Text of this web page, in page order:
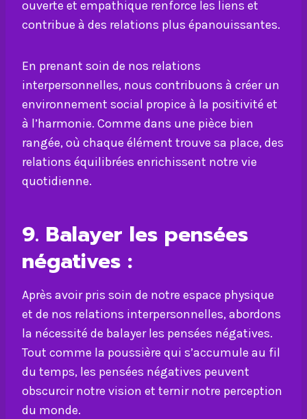
ouverte et empathique renforce les liens et
contribue à des relations plus épanouissantes.
En prenant soin de nos relations
interpersonnelles, nous contribuons à créer un
environnement social propice à la positivité et
à l’harmonie. Comme dans une pièce bien
rangée, où chaque élément trouve sa place, des
relations équilibrées enrichissent notre vie
quotidienne.
9. Balayer les pensées
négatives :
Après avoir pris soin de notre espace physique
et de nos relations interpersonnelles, abordons
la nécessité de balayer les pensées négatives.
Tout comme la poussière qui s’accumule au fil
du temps, les pensées négatives peuvent
obscurcir notre vision et ternir notre perception
du monde.